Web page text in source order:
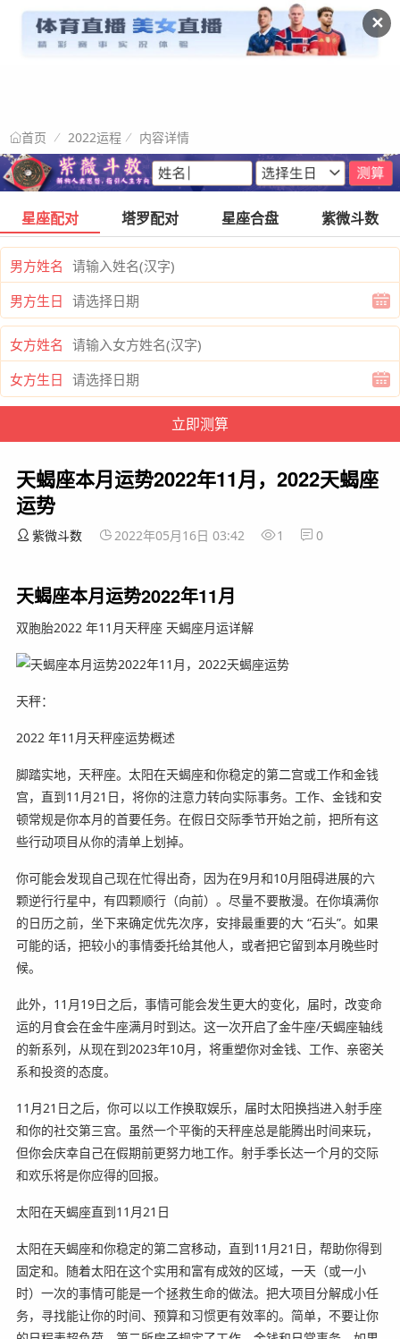
✕
首页 2022运程 内容详情
星座配对 塔罗配对 星座合盘 紫微斗数
男方姓名
男方生日
女方姓名
女方生日
天蝎座本月运势2022年11月，2022天蝎座
运势
紫微斗数 2022年05月16日 03:42 1 0
天蝎座本月运势2022年11月
双胞胎2022 年11月天秤座 天蝎座月运详解
天秤️：
2022 年11月天秤座运势概述
脚踏实地，天秤座。太阳在天蝎座和你稳定的第二宫或工作和金钱
宫，直到11月21日，将你的注意力转向实际事务。工作、金钱和安
顿常规是你本月的首要任务。在假日交际季节开始之前，把所有这
些行动项目从你的清单上划掉。
你可能会发现自己现在忙得出奇，因为在9月和10月阻碍进展的六
颗逆行行星中，有四颗顺行（向前）。尽量不要散漫。在你填满你
的日历之前，坐下来确定优先次序，安排最重要的大 “石头”。如果
可能的话，把较小的事情委托给其他人，或者把它留到本月晚些时
候。
此外，11月19日之后，事情可能会发生更大的变化，届时，改变命
运的月食会在金牛座满月时到达。这一次开启了金牛座/天蝎座轴线
的新系列，从现在到2023年10月，将重塑你对金钱、工作、亲密关
系和投资的态度。
11月21日之后，你可以以工作换取娱乐，届时太阳换挡进入射手座
和你的社交第三宫。虽然一个平衡的天秤座总是能腾出时间来玩，
但你会庆幸自己在假期前更努力地工作。射手季长达一个月的交际
和欢乐将是你应得的回报。
太阳在天蝎座直到11月21日
太阳在天蝎座和你稳定的第二宫移动，直到11月21日，帮助你得到
固定和。随着太阳在这个实用和富有成效的区域，一天（或一小
时）一次的事情可能是一个拯救生命的做法。把大项目分解成小任
务，寻找能让你的时间、预算和习惯更有效率的。简单，不要让你